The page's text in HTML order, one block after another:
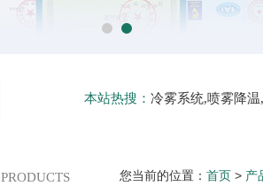
本站热搜： 冷雾系统,喷雾降
PRODUCTS 您当前的位置： 首页 > 产